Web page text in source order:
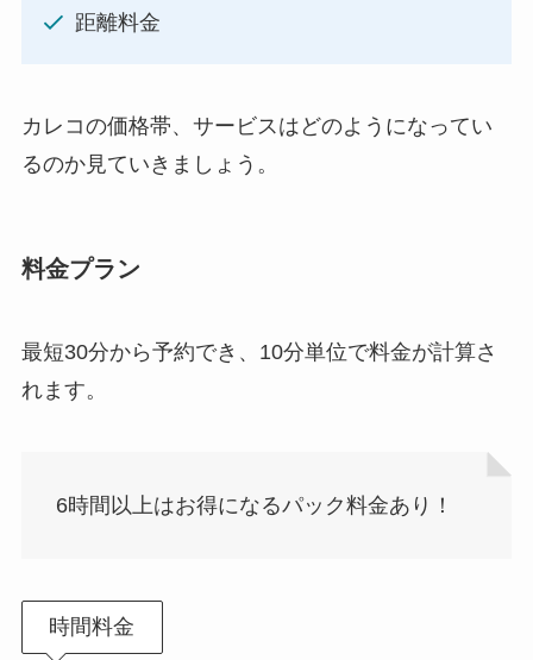
距離料金
カレコの価格帯、サービスはどのようになってい
るのか見ていきましょう。
料金プラン
最短30分から予約でき、10分単位で料金が計算さ
れます。
6時間以上はお得になるパック料金あり！
時間料金